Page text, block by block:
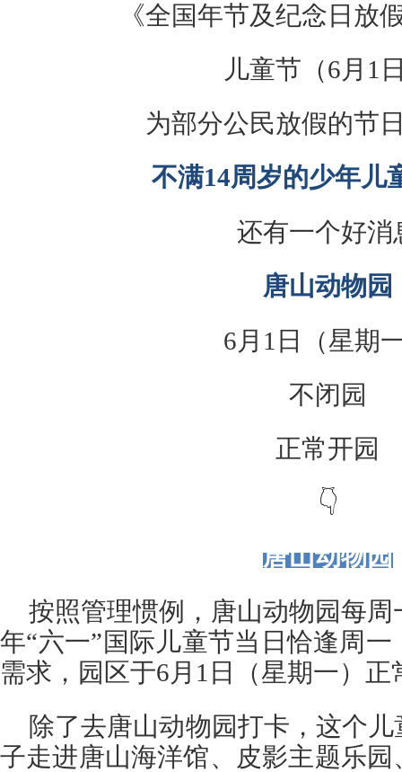
《全国年节及纪念日放
儿童节（6月1
为部分公民放假的节
不满14周岁的少年儿
还有一个好消
唐山动物园
6月1日（星期
不闭园
正常开园
👇
唐山动物园
按照管理惯例，唐山动物园每
年“六一”国际儿童节当日恰逢周
需求，园区于6月1日（星期一）
除了去唐山动物园打卡，这个
子走进唐山海洋馆、皮影主题乐